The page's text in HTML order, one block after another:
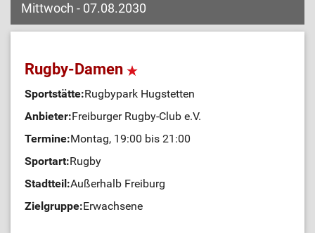
Mittwoch - 07.08.2030
Rugby-Damen
Sportstätte:Rugbypark Hugstetten
Anbieter:Freiburger Rugby-Club e.V.
Termine:Montag, 19:00 bis 21:00
Sportart:Rugby
Stadtteil:Außerhalb Freiburg
Zielgruppe:Erwachsene